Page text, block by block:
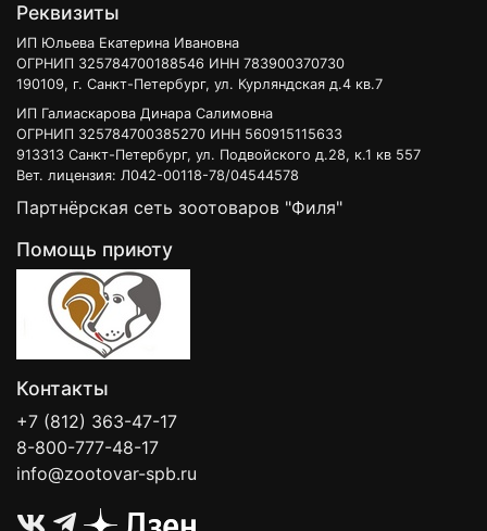
Реквизиты
ИП Юльева Екатерина Ивановна
ОГРНИП 325784700188546 ИНН 783900370730
190109, г. Санкт-Петербург, ул. Курляндская д.4 кв.7
ИП Галиаскарова Динара Салимовна
ОГРНИП 325784700385270 ИНН 560915115633
913313 Санкт-Петербург, ул. Подвойского д.28, к.1 кв 557
Вет. лицензия: Л042-00118-78/04544578
Партнёрская сеть зоотоваров "Филя"
Помощь приюту
Контакты
+7 (812) 363-47-17
8-800-777-48-17
info@zootovar-spb.ru